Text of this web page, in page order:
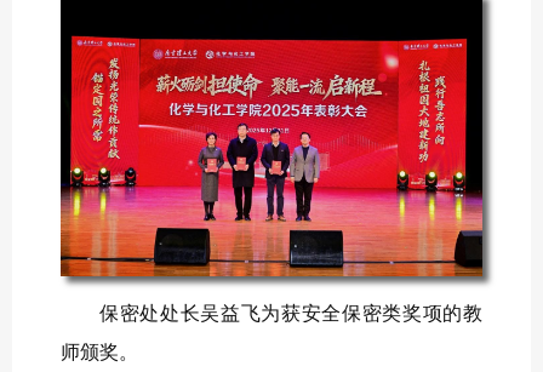
保密处处长吴益飞为获安全保密类奖项的教
师颁奖。